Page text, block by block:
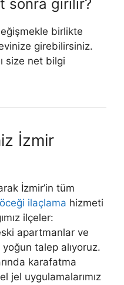
sonra girilir?
birlikte
girebilirsiniz.
size net bilgi
İzmir
İzmir’in tüm
ilaçlama hizmeti
ilçeler:
apartmanlar ve
talep alıyoruz.
karafatma
jel uygulamalarımız